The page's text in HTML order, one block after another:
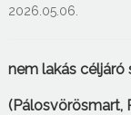
2026.05.06.
nem lakás
(Pálosvörösmart,